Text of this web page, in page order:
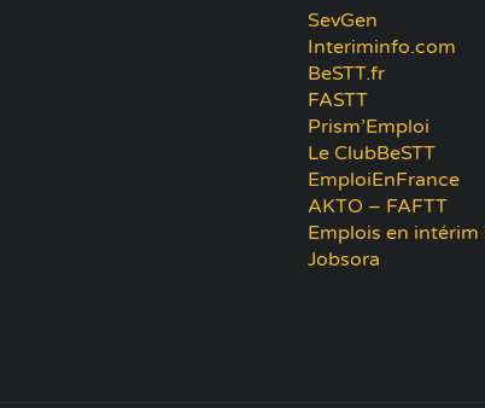
SevGen
Interiminfo.com
BeSTT.fr
FASTT
Prism’Emploi
Le ClubBeSTT
EmploiEnFrance
AKTO – FAFTT
Emplois en intérim
Jobsora